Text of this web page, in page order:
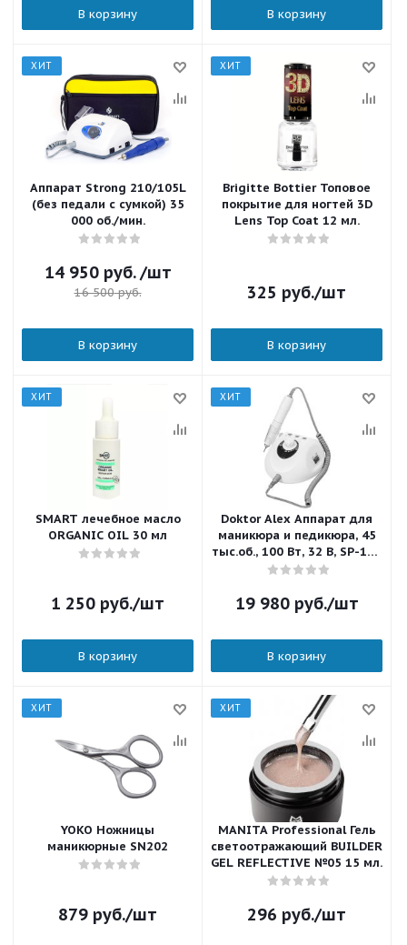
В корзину В корзину
ХИТ
Аппарат Strong 210/105L
(без педали с сумкой) 35
000 об./мин.
14 950руб. /шт
16 500руб.
В корзину
ХИТ
Brigitte Bottier Топовое
покрытие для ногтей 3D
Lens Top Coat 12 мл.
325 руб./шт
В корзину
ХИТ
SMART лечебное масло
ORGANIC OIL 30 мл
1 250 руб./шт
В корзину
ХИТ
Doktor Alex Аппарат для
маникюра и педикюра, 45
тыс.об., 100 Вт, 32 В, SP-100
Белый П331-01 (01)
19 980руб./шт
В корзину
ХИТ
YOKO Ножницы
маникюрные SN202
879 руб./шт
ХИТ
MANITA Professional Гель
светоотражающий BUILDER
GEL REFLECTIVE №05 15 мл.
296 руб./шт